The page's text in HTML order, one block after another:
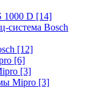
1000 D [14]
система Bosch
[12]
[6]
[3]
Mipro [3]